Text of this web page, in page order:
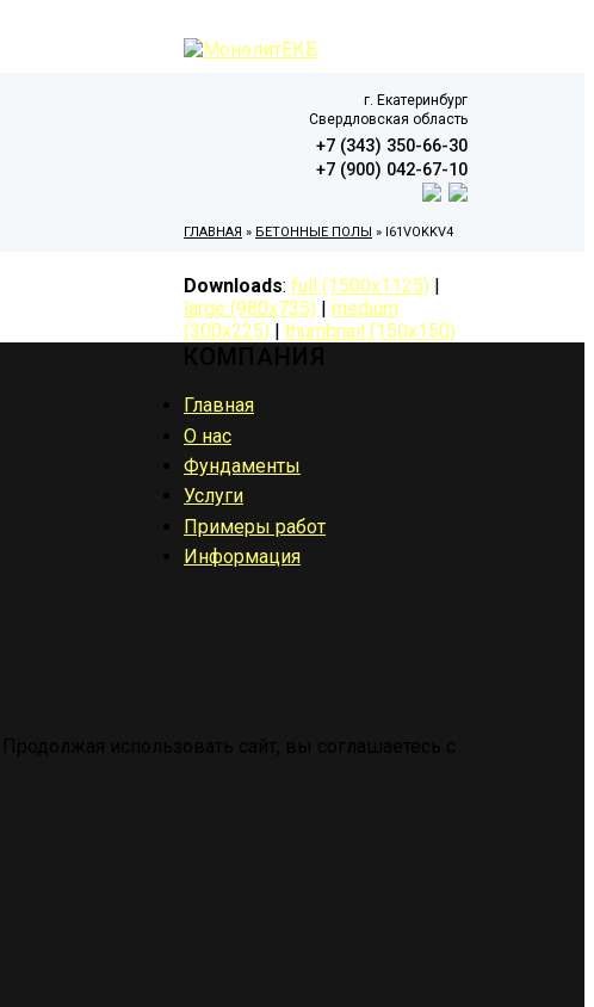
г. Екатеринбург
Свердловская область
+7 (343) 350-66-30
+7 (900) 042-67-10
ГЛАВНАЯ » БЕТОННЫЕ ПОЛЫ » I61VOKKV4
Downloads: full (1500x1125) |
large (980x735) | medium
(300x225) | thumbnail (150x150)
Главная
О нас
Фундаменты
Услуги
Примеры работ
Информация